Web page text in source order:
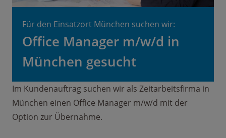
Für den Einsatzort München suchen wir:
Office Manager m/w/d in
München gesucht
Im Kundenauftrag suchen wir als Zeitarbeitsfirma in
München einen Office Manager m/w/d mit der
Option zur Übernahme.